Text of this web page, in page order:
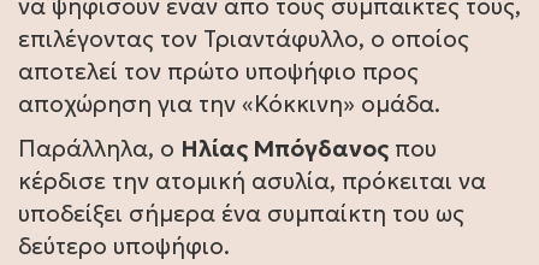
να ψηφίσουν έναν από τους συμπαίκτες τους,
επιλέγοντας τον Τριαντάφυλλο, ο οποίος
αποτελεί τον πρώτο υποψήφιο προς
αποχώρηση για την «Κόκκινη» ομάδα.
Παράλληλα, ο Ηλίας Μπόγδανος που
κέρδισε την ατομική ασυλία, πρόκειται να
υποδείξει σήμερα ένα συμπαίκτη του ως
δεύτερο υποψήφιο.